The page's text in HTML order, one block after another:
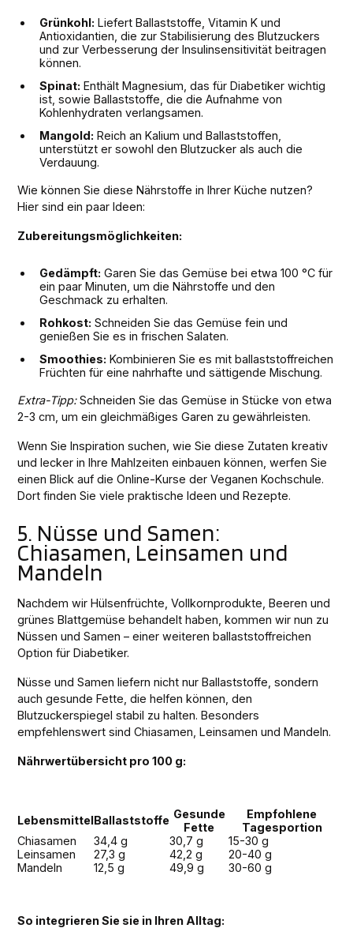
Grünkohl: Liefert Ballaststoffe, Vitamin K und
Antioxidantien, die zur Stabilisierung des Blutzuckers
und zur Verbesserung der Insulinsensitivität beitragen
können.
Spinat: Enthält Magnesium, das für Diabetiker wichtig
ist, sowie Ballaststoffe, die die Aufnahme von
Kohlenhydraten verlangsamen.
Mangold: Reich an Kalium und Ballaststoffen,
unterstützt er sowohl den Blutzucker als auch die
Verdauung.
Wie können Sie diese Nährstoffe in Ihrer Küche nutzen?
Hier sind ein paar Ideen:
Zubereitungsmöglichkeiten:
Gedämpft: Garen Sie das Gemüse bei etwa 100 °C für
ein paar Minuten, um die Nährstoffe und den
Geschmack zu erhalten.
Rohkost: Schneiden Sie das Gemüse fein und
genießen Sie es in frischen Salaten.
Smoothies: Kombinieren Sie es mit ballaststoffreichen
Früchten für eine nahrhafte und sättigende Mischung.
Extra-Tipp:Schneiden Sie das Gemüse in Stücke von etwa
2-3 cm, um ein gleichmäßiges Garen zu gewährleisten.
Wenn Sie Inspiration suchen, wie Sie diese Zutaten kreativ
und lecker in Ihre Mahlzeiten einbauen können, werfen Sie
einen Blick auf die Online-Kurse der Veganen Kochschule.
Dort finden Sie viele praktische Ideen und Rezepte.
5. Nüsse und Samen:
Chiasamen, Leinsamen und
Mandeln
Nachdem wir Hülsenfrüchte, Vollkornprodukte, Beeren und
grünes Blattgemüse behandelt haben, kommen wir nun zu
Nüssen und Samen – einer weiteren ballaststoffreichen
Option für Diabetiker.
Nüsse und Samen liefern nicht nur Ballaststoffe, sondern
auch gesunde Fette, die helfen können, den
Blutzuckerspiegel stabil zu halten. Besonders
empfehlenswert sind Chiasamen, Leinsamen und Mandeln.
Nährwertübersicht pro 100 g:
LebensmittelBallaststoffe Gesunde
Fette
Empfohlene
Tagesportion
Chiasamen
34,4 g 30,7 g
15-30 g
Leinsamen
27,3 g 42,2 g
20-40 g
Mandeln
12,5 g 49,9 g 30-60 g
So integrieren Sie sie in Ihren Alltag: